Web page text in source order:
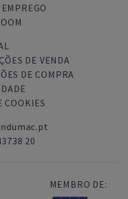
DE VENDA
DE COMPRA
COOKIES
20
MEMBRO DE: